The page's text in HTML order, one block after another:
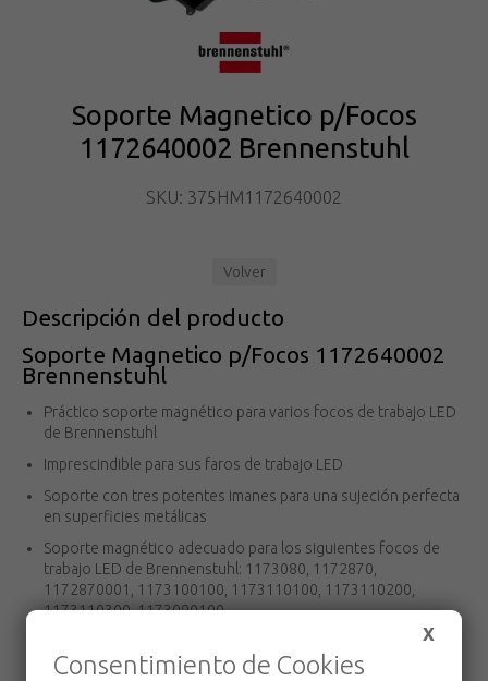
Soporte Magnetico p/Focos
1172640002 Brennenstuhl
SKU: 375HM1172640002
Volver
Descripción del producto
Soporte Magnetico p/Focos 1172640002
Brennenstuhl
Práctico soporte magnético para varios focos de trabajo LED
de Brennenstuhl
Imprescindible para sus faros de trabajo LED
Soporte con tres potentes imanes para una sujeción perfecta
en superficies metálicas
Soporte magnético adecuado para los siguientes focos de
trabajo LED de Brennenstuhl: 1173080, 1172870,
1172870001, 1173100100, 1173110100, 1173110200,
1173110300, 1173090100
Soporte magnético para faros de trabajo LED recargables
X
Consentimiento de Cookies